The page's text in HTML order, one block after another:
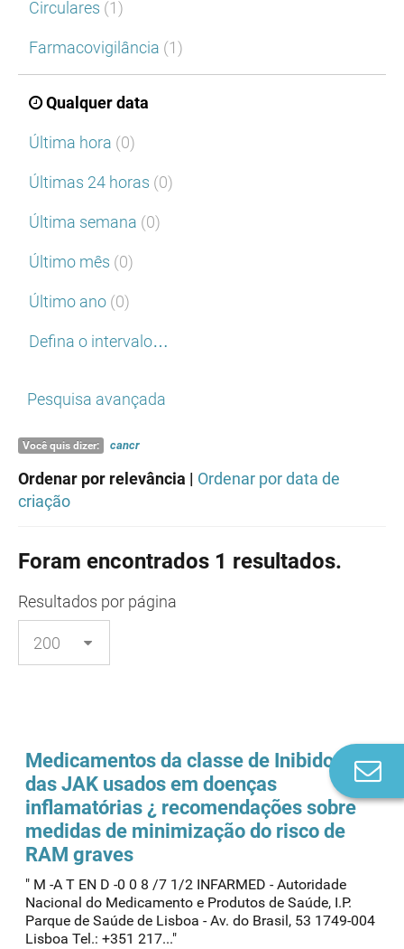
Circulares (1)
Farmacovigilância (1)
Qualquer data
Última hora (0)
Últimas 24 horas (0)
Última semana (0)
Último mês (0)
Último ano (0)
Defina o intervalo…
Pesquisa avançada
Você quis dizer: cancr
Ordenar por relevância | Ordenar por data de
criação
Foram encontrados 1 resultados.
Resultados por página
Medicamentos da classe de Inibidores
das JAK usados em doenças
inflamatórias ¿ recomendações sobre
medidas de minimização do risco de
RAM graves
" M -A T EN D -0 0 8 /7 1/2 INFARMED - Autoridade
Nacional do Medicamento e Produtos de Saúde, I.P.
Parque de Saúde de Lisboa - Av. do Brasil, 53 1749-004
Lisboa Tel.: +351 217..."